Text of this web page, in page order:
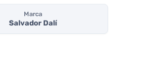
Marca
Salvador Dalí